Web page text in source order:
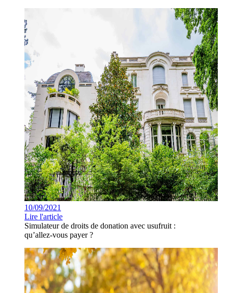
10/09/2021
Lire l'article
Simulateur de droits de donation avec usufruit :
qu’allez-vous payer ?